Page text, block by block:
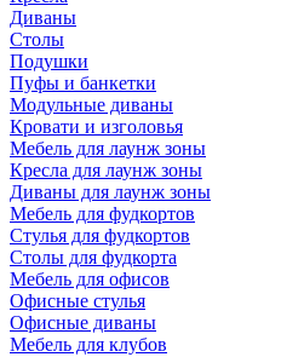
Диваны
Столы
Подушки
Пуфы и банкетки
Модульные диваны
Кровати и изголовья
Мебель для лаунж зоны
Кресла для лаунж зоны
Диваны для лаунж зоны
Мебель для фудкортов
Стулья для фудкортов
Столы для фудкорта
Мебель для офисов
Офисные стулья
Офисные диваны
Мебель для клубов